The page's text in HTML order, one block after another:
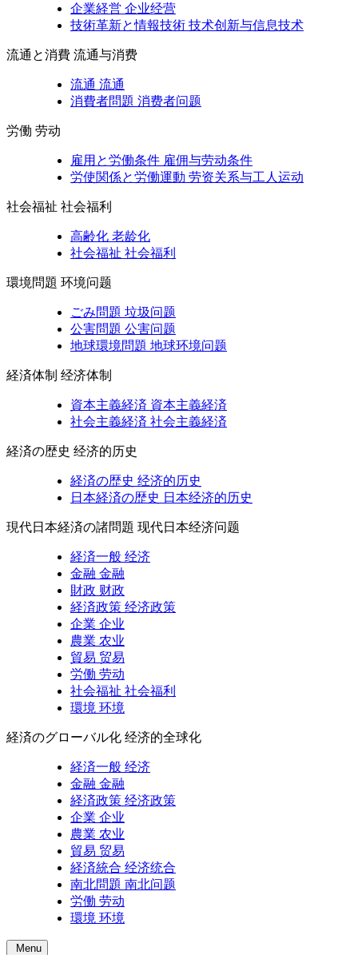
企業経営 企业经营
技術革新と情報技術 技术创新与信息技术
流通と消費 流通与消费
流通 流通
消費者問題 消费者问题
労働 劳动
雇用と労働条件 雇佣与劳动条件
労使関係と労働運動 劳资关系与工人运动
社会福祉 社会福利
高齢化 老龄化
社会福祉 社会福利
環境問題 环境问题
ごみ問題 垃圾问题
公害問題 公害问题
地球環境問題 地球环境问题
経済体制 经济体制
資本主義経済 資本主義経済
社会主義経済 社会主義経済
経済の歴史 经济的历史
経済の歴史 经济的历史
日本経済の歴史 日本经济的历史
現代日本経済の諸問題 现代日本经济问题
経済一般 经济
金融 金融
財政 财政
経済政策 经济政策
企業 企业
農業 农业
貿易 贸易
労働 劳动
社会福祉 社会福利
環境 环境
経済のグローバル化 经济的全球化
経済一般 经济
金融 金融
経済政策 经济政策
企業 企业
農業 农业
貿易 贸易
経済統合 经济统合
南北問題 南北问题
労働 劳动
環境 环境
Menu